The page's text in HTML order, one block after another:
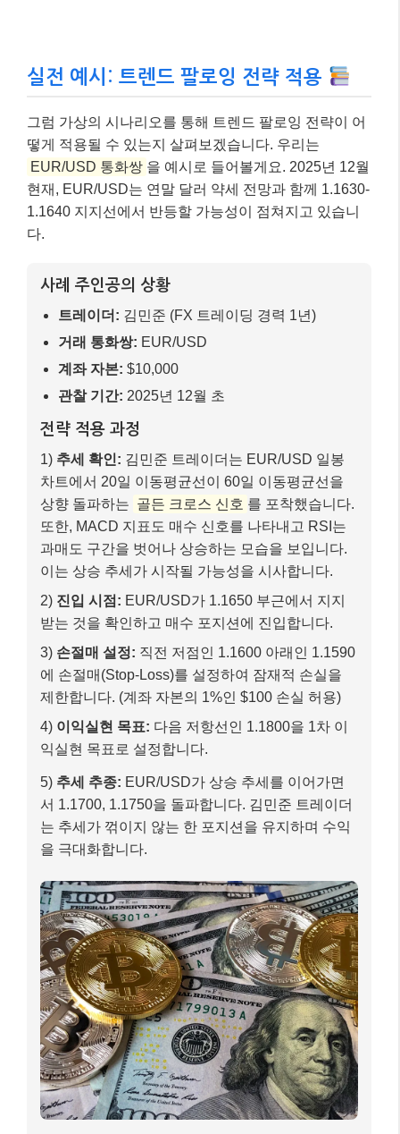
실전 예시: 트렌드 팔로잉 전략 적용
그럼 가상의 시나리오를 통해 트렌드 팔로잉 전략이 어
떻게 적용될 수 있는지 살펴보겠습니다. 우리는
EUR/USD 통화쌍 을 예시로 들어볼게요. 2025년 12월
현재, EUR/USD는 연말 달러 약세 전망과 함께 1.1630-
1.1640 지지선에서 반등할 가능성이 점쳐지고 있습니
다.
사례 주인공의 상황
트레이더: 김민준 (FX 트레이딩 경력 1년)
거래 통화쌍: EUR/USD
계좌 자본: $10,000
관찰 기간: 2025년 12월 초
전략 적용 과정
1) 추세 확인: 김민준 트레이더는 EUR/USD 일봉
차트에서 20일 이동평균선이 60일 이동평균선을
상향 돌파하는 골든 크로스 신호 를 포착했습니다.
또한, MACD 지표도 매수 신호를 나타내고 RSI는
과매도 구간을 벗어나 상승하는 모습을 보입니다.
이는 상승 추세가 시작될 가능성을 시사합니다.
2) 진입 시점: EUR/USD가 1.1650 부근에서 지지
받는 것을 확인하고 매수 포지션에 진입합니다.
3) 손절매 설정: 직전 저점인 1.1600 아래인 1.1590
에 손절매(Stop-Loss)를 설정하여 잠재적 손실을
제한합니다. (계좌 자본의 1%인 $100 손실 허용)
4) 이익실현 목표: 다음 저항선인 1.1800을 1차 이
익실현 목표로 설정합니다.
5) 추세 추종: EUR/USD가 상승 추세를 이어가면
서 1.1700, 1.1750을 돌파합니다. 김민준 트레이더
는 추세가 꺾이지 않는 한 포지션을 유지하며 수익
을 극대화합니다.